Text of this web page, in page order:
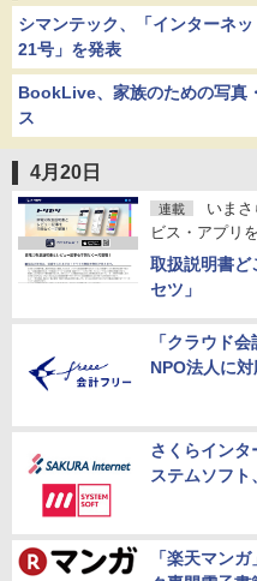
シマンテック、「インターネ
21号」を発表
BookLive、家族のための写真
ス
4月20日
連載
いま
ビス・アプリ
取扱説明書
セツ」
「クラウド
NPO法人に
さくらインタ
ステムソフ
「楽天マン